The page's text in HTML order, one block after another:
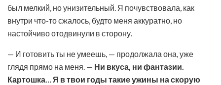
был мелкий, но унизительный. Я почувствовала, как
внутри что-то сжалось, будто меня аккуратно, но
настойчиво отодвинули в сторону.
— И готовить ты не умеешь, — продолжала она, уже
глядя прямо на меня. — Ни вкуса, ни фантазии.
Картошка… Я в твои годы такие ужины на скорую